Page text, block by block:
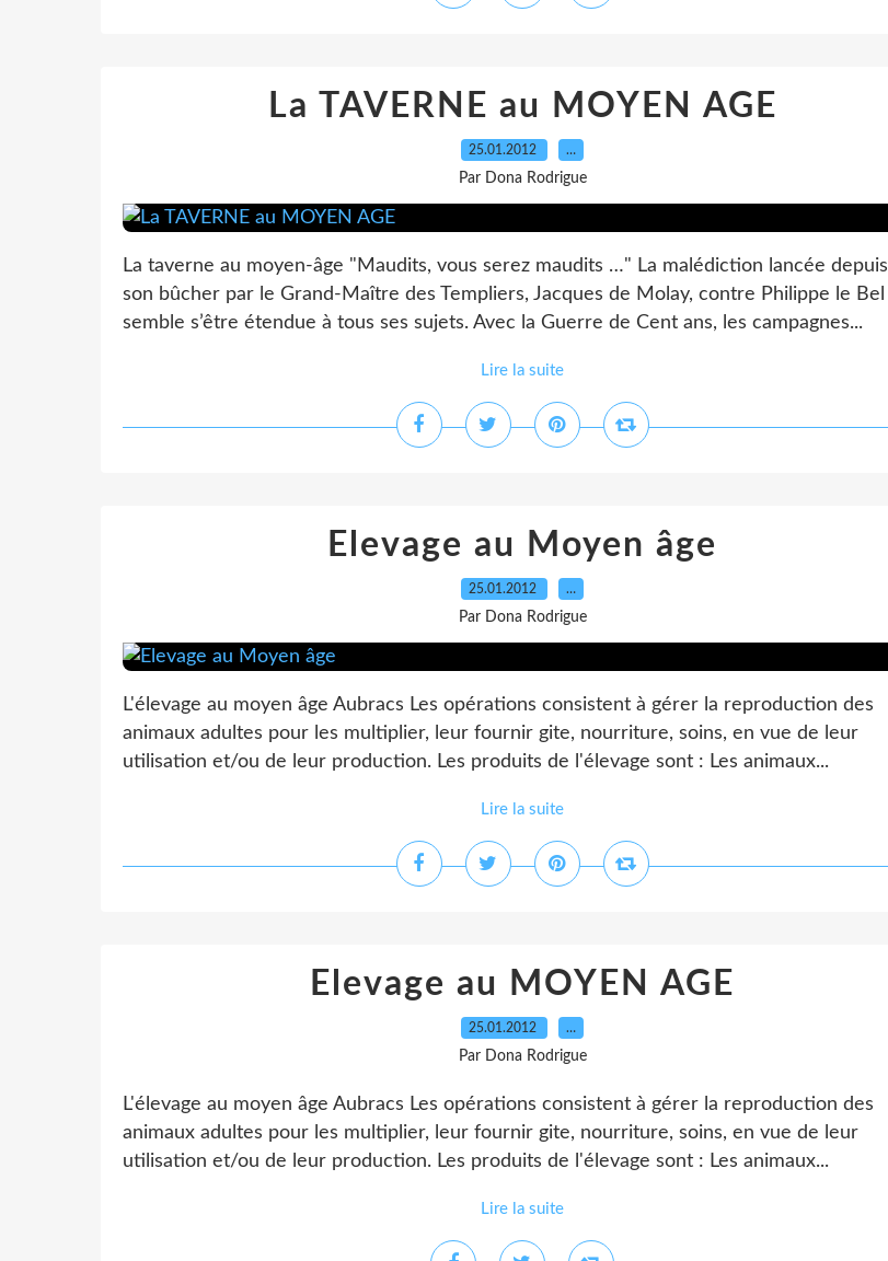
La TAVERNE au MOYEN AGE
25.01.2012 …
Par Dona Rodrigue
La taverne au moyen-âge "Maudits, vous serez maudits …" La malédiction lancée depuis
son bûcher par le Grand-Maître des Templiers, Jacques de Molay, contre Philippe le Bel
semble s’être étendue à tous ses sujets. Avec la Guerre de Cent ans, les campagnes...
Lire la suite
Elevage au Moyen âge
25.01.2012 …
Par Dona Rodrigue
L'élevage au moyen âge Aubracs Les opérations consistent à gérer la reproduction des
animaux adultes pour les multiplier, leur fournir gite, nourriture, soins, en vue de leur
utilisation et/ou de leur production. Les produits de l'élevage sont : Les animaux...
Lire la suite
Elevage au MOYEN AGE
25.01.2012 …
Par Dona Rodrigue
L'élevage au moyen âge Aubracs Les opérations consistent à gérer la reproduction des
animaux adultes pour les multiplier, leur fournir gite, nourriture, soins, en vue de leur
utilisation et/ou de leur production. Les produits de l'élevage sont : Les animaux...
Lire la suite